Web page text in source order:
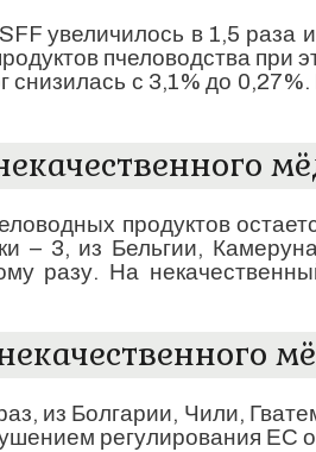
увеличилось в 1,5 раза
пчеловодства при
снизилась с 3,1% до
продуктов
– 3, из Бельгии,
разу. На
из Болгарии, Чили,
регулирования ЕС